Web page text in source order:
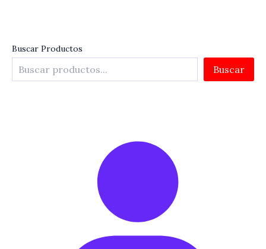
Buscar Productos
Buscar